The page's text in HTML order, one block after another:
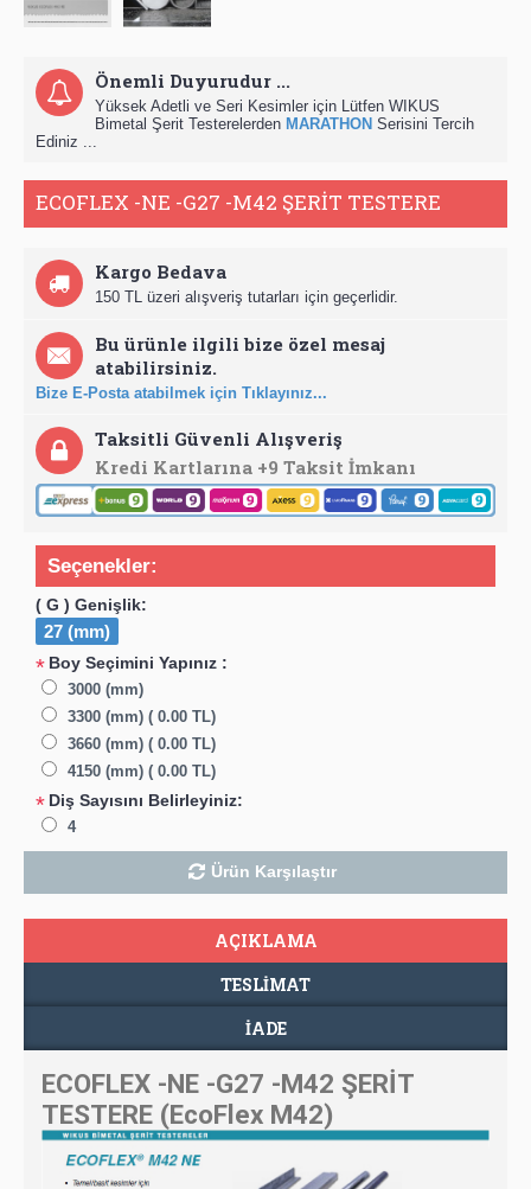
Önemli Duyurudur ...
Yüksek Adetli ve Seri Kesimler için Lütfen WIKUS
Bimetal Şerit Testerelerden MARATHON Serisini Tercih
Ediniz ...
ECOFLEX -NE -G27 -M42 ŞERİT TESTERE
Kargo Bedava
150 TL üzeri alışveriş tutarları için geçerlidir.
Bu ürünle ilgili bize özel mesaj
atabilirsiniz.
Bize E-Posta atabilmek için Tıklayınız...
Taksitli Güvenli Alışveriş
Kredi Kartlarına +9 Taksit İmkanı
Seçenekler:
( G ) Genişlik:
27 (mm)
* Boy Seçimini Yapınız :
3000 (mm)
3300 (mm) ( 0.00 TL)
3660 (mm) ( 0.00 TL)
4150 (mm) ( 0.00 TL)
* Diş Sayısını Belirleyiniz:
4
Ürün Karşılaştır
AÇIKLAMA
TESLIMAT
İADE
ECOFLEX -NE -G27 -M42 ŞERİT
TESTERE (EcoFlex M42)